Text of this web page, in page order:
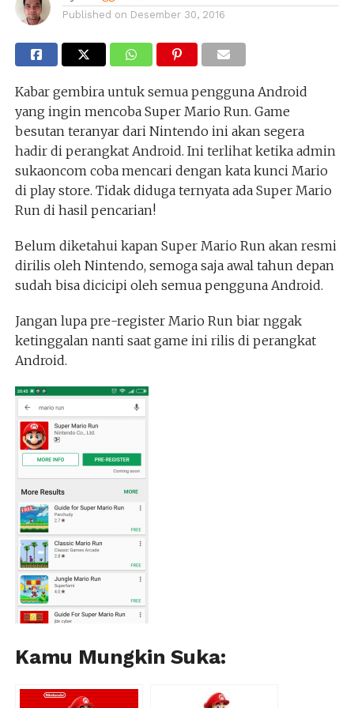
Published on Desember 30, 2016
Kabar gembira untuk semua pengguna Android
yang ingin mencoba Super Mario Run. Game
besutan teranyar dari Nintendo ini akan segera
hadir di perangkat Android. Ini terlihat ketika admin
sukaoncom coba mencari dengan kata kunci Mario
di play store. Tidak diduga ternyata ada Super Mario
Run di hasil pencarian!
Belum diketahui kapan Super Mario Run akan resmi
dirilis oleh Nintendo, semoga saja awal tahun depan
sudah bisa dicicipi oleh semua pengguna Android.
Jangan lupa pre-register Mario Run biar nggak
ketinggalan nanti saat game ini rilis di perangkat
Android.
Kamu Mungkin Suka: